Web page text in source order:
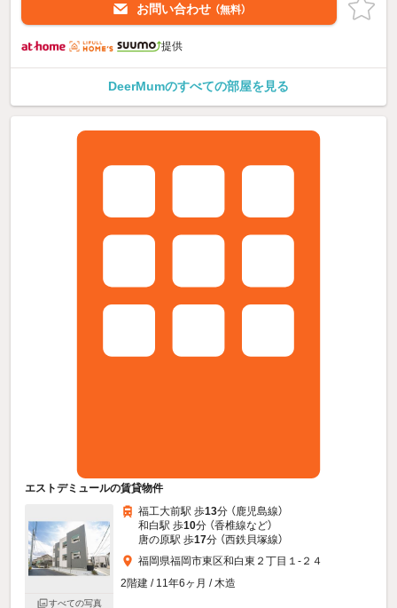
お問い合わせ （無料）
提供
DeerMumのすべての部屋を見る
エストデミュールの賃貸物件
すべての写真
福工大前駅 歩13分 （鹿児島線）
和白駅 歩10分 （香椎線など）
唐の原駅 歩17分 （西鉄貝塚線）
福岡県福岡市東区和白東２丁目１-２４
2階建 / 11年6ヶ月 / 木造